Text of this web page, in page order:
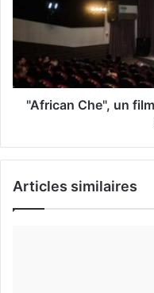
"African Che", un
Articles similaires